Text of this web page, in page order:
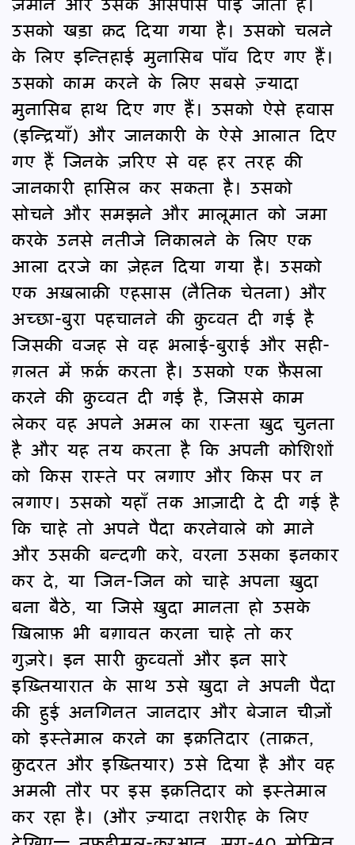
उसको खड़ा क़द दिया गया है। उसको चलने
के लिए इन्तिहाई मुनासिब पाँव दिए गए हैं।
उसको काम करने के लिए सबसे ज़्यादा
मुनासिब हाथ दिए गए हैं। उसको ऐसे हवास
(इन्द्रियाँ) और जानकारी के ऐसे आलात दिए
गए हैं जिनके ज़रिए से वह हर तरह की
जानकारी हासिल कर सकता है। उसको
सोचने और समझने और मालूमात को जमा
करके उनसे नतीजे निकालने के लिए एक
आला दरजे का ज़ेहन दिया गया है। उसको
एक अख़लाक़ी एहसास (नैतिक चेतना) और
अच्छा-बुरा पहचानने की क़ुव्वत दी गई है
जिसकी वजह से वह भलाई-बुराई और सही-
ग़लत में फ़र्क़ करता है। उसको एक फ़ैसला
करने की क़ुव्वत दी गई है, जिससे काम
लेकर वह अपने अमल का रास्ता ख़ुद चुनता
है और यह तय करता है कि अपनी कोशिशों
को किस रास्ते पर लगाए और किस पर न
लगाए। उसको यहाँ तक आज़ादी दे दी गई है
कि चाहे तो अपने पैदा करनेवाले को माने
और उसकी बन्दगी करे, वरना उसका इनकार
कर दे, या जिन-जिन को चाहे अपना ख़ुदा
बना बैठे, या जिसे ख़ुदा मानता हो उसके
ख़िलाफ़ भी बग़ावत करना चाहे तो कर
गुज़रे। इन सारी क़ुव्वतों और इन सारे
इख़्तियारात के साथ उसे ख़ुदा ने अपनी पैदा
की हुई अनगिनत जानदार और बेजान चीज़ों
को इस्तेमाल करने का इक़तिदार (ताक़त,
क़ुदरत और इख़्तियार) उसे दिया है और वह
अमली तौर पर इस इक़तिदार को इस्तेमाल
कर रहा है। (और ज़्यादा तशरीह के लिए